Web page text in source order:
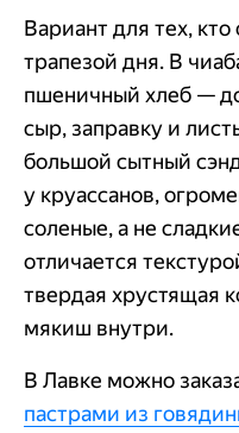
Вариант для тех, кто
трапезой дня. В
пшеничный хлеб —
сыр, заправку и
большой сытный
у круассанов,
соленые, а не
отличается
твердая хрустящая
мякиш внутри.
В Лавке можно
пастрами из